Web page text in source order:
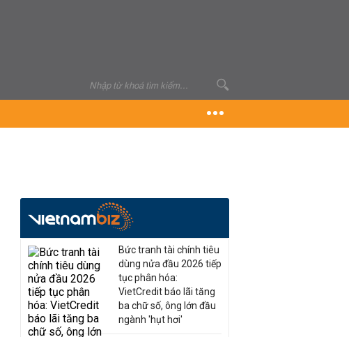
Bức tranh tài chính tiêu
dùng nửa đầu 2026 tiếp
tục phân hóa:
VietCredit báo lãi tăng
ba chữ số, ông lớn đầu
ngành 'hụt hơi'